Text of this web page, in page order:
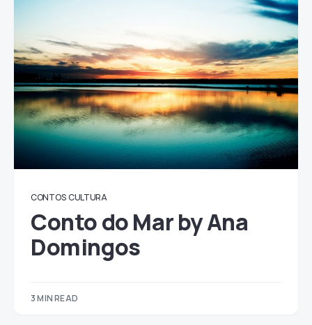
CONTOS CULTURA
Conto do Mar by Ana
Domingos
3 MIN READ